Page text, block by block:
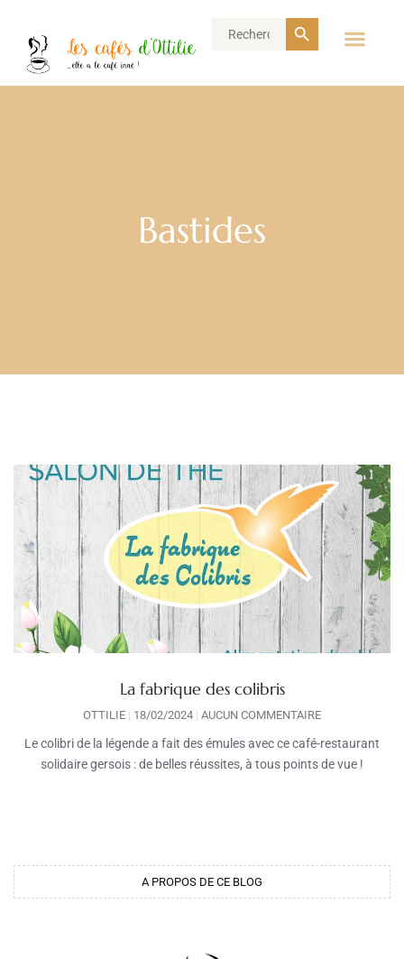
Search
Search Button
Bastides
La fabrique des colibris
OTTILIE 18/02/2024 AUCUN COMMENTAIRE
Le colibri de la légende a fait des émules avec ce café-restaurant
solidaire gersois : de belles réussites, à tous points de vue !
A PROPOS DE CE BLOG